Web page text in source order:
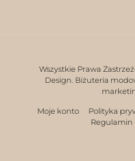
Wszystkie Prawa
Design. Biżuteria
Moje konto Polityka
Regulamin